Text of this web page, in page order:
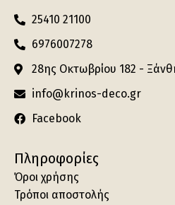
25410 21100
6976007278
28ης Οκτωβρίου 182 -
info@krinos-deco.gr
Facebook
Πληροφορίες
Όροι χρήσης
Τρόποι αποστολής